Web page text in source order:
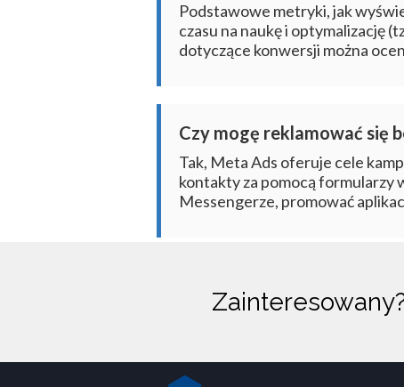
Podstawowe metryki, jak
czasu na naukę i optymalizację
dotyczące konwersji można
Czy mogę reklamować się
Tak, Meta Ads oferuje cele
kontakty za pomocą formularzy
Messengerze, promować